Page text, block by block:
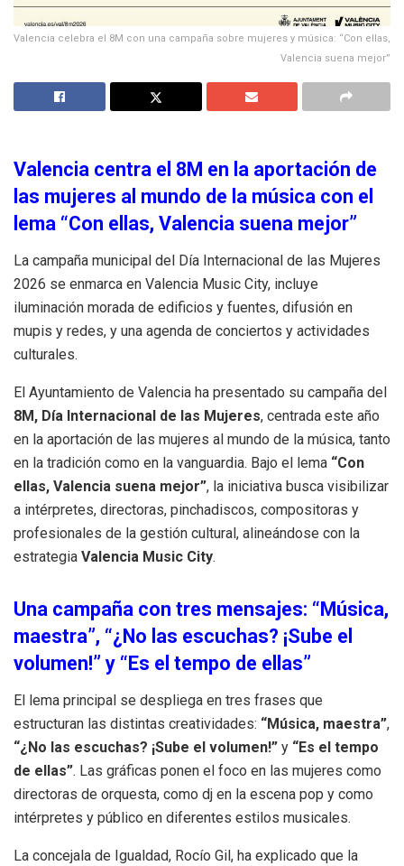
Valencia celebra el 8M con una campaña sobre mujeres y música: “Con ellas,
Valencia suena mejor”
Valencia centra el 8M en la aportación de
las mujeres al mundo de la música con el
lema “Con ellas, Valencia suena mejor”
La campaña municipal del Día Internacional de las Mujeres
2026 se enmarca en Valencia Music City, incluye
iluminación morada de edificios y fuentes, difusión en
mupis y redes, y una agenda de conciertos y actividades
culturales.
El Ayuntamiento de Valencia ha presentado su campaña del
8M, Día Internacional de las Mujeres, centrada este año
en la aportación de las mujeres al mundo de la música, tanto
en la tradición como en la vanguardia. Bajo el lema “Con
ellas, Valencia suena mejor”, la iniciativa busca visibilizar
a intérpretes, directoras, pinchadiscos, compositoras y
profesionales de la gestión cultural, alineándose con la
estrategia Valencia Music City.
Una campaña con tres mensajes: “Música,
maestra”, “¿No las escuchas? ¡Sube el
volumen!” y “Es el tempo de ellas”
El lema principal se despliega en tres frases que
estructuran las distintas creatividades: “Música, maestra”,
“¿No las escuchas? ¡Sube el volumen!” y “Es el tempo
de ellas”. Las gráficas ponen el foco en las mujeres como
directoras de orquesta, como dj en la escena pop y como
intérpretes y público en diferentes estilos musicales.
La concejala de Igualdad, Rocío Gil, ha explicado que la